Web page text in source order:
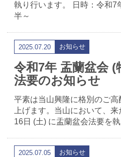
執り行います。 日時：令和7
半～
2025.07.20 お知らせ
令和7年 盂蘭盆会 (
法要のお知らせ
平素は当山興隆に格別のご
上げます。当山において、
16日 (土) に盂蘭盆会法要を
2025.07.05 お知らせ